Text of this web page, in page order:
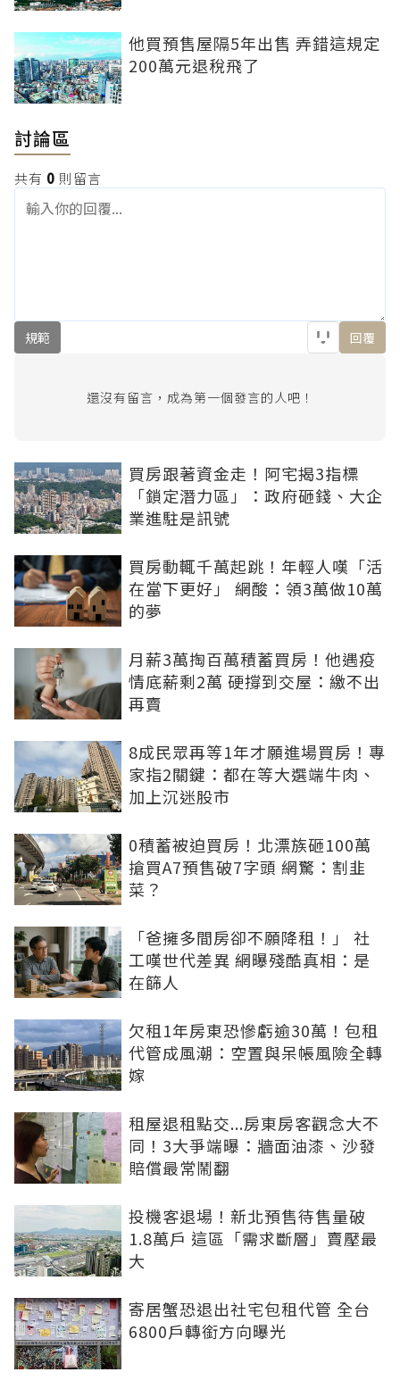
他買預售屋隔5年出售 弄錯這規定
200萬元退稅飛了
討論區
共有 0 則留言
規範 回覆
還沒有留言，成為第一個發言的人吧！
買房跟著資金走！阿宅揭3指標
「鎖定潛力區」：政府砸錢、大企
業進駐是訊號
買房動輒千萬起跳！年輕人嘆「活
在當下更好」 網酸：領3萬做10萬
的夢
月薪3萬掏百萬積蓄買房！他遇疫
情底薪剩2萬 硬撐到交屋：繳不出
再賣
8成民眾再等1年才願進場買房！專
家指2關鍵：都在等大選端牛肉、
加上沉迷股市
0積蓄被迫買房！北漂族砸100萬
搶買A7預售破7字頭 網驚：割韭
菜？
「爸擁多間房卻不願降租！」 社
工嘆世代差異 網曝殘酷真相：是
在篩人
欠租1年房東恐慘虧逾30萬！包租
代管成風潮：空置與呆帳風險全轉
嫁
租屋退租點交...房東房客觀念大不
同！3大爭端曝：牆面油漆、沙發
賠償最常鬧翻
投機客退場！新北預售待售量破
1.8萬戶 這區「需求斷層」賣壓最
大
寄居蟹恐退出社宅包租代管 全台
6800戶轉銜方向曝光